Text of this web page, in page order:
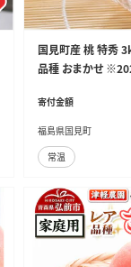
国見町産 桃 特秀
品種 おまかせ
寄付金額
福島県国見町
常温